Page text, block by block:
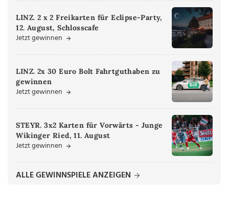
LINZ. 2 x 2 Freikarten für Eclipse-Party,
12. August, Schlosscafe
Jetzt gewinnen
LINZ. 2x 30 Euro Bolt Fahrtguthaben zu
gewinnen
Jetzt gewinnen
STEYR. 3x2 Karten für Vorwärts - Junge
Wikinger Ried, 11. August
Jetzt gewinnen
ALLE GEWINNSPIELE ANZEIGEN